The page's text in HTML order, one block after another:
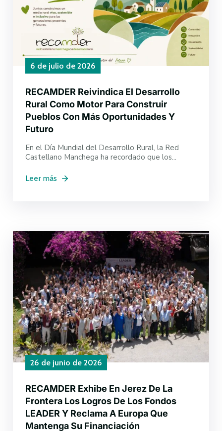
6 de julio de 2026
RECAMDER Reivindica El Desarrollo
Rural Como Motor Para Construir
Pueblos Con Más Oportunidades Y
Futuro
En el Día Mundial del Desarrollo Rural, la Red
Castellano Manchega ha recordado que los...
Leer más
26 de junio de 2026
RECAMDER Exhibe En Jerez De La
Frontera Los Logros De Los Fondos
LEADER Y Reclama A Europa Que
Mantenga Su Financiación